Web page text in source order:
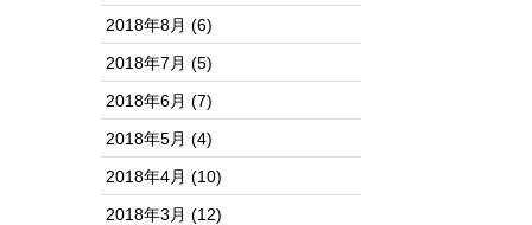
2018年8月 (6)
2018年7月 (5)
2018年6月 (7)
2018年5月 (4)
2018年4月 (10)
2018年3月 (12)